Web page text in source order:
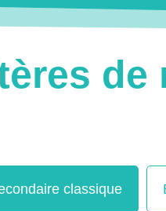
de
classique